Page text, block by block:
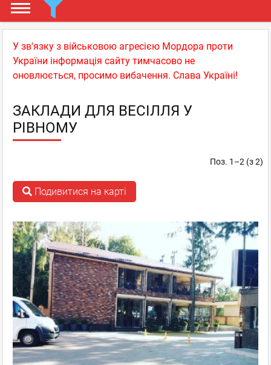
У зв'язку з військовою агресією Мордора проти
України інформація сайту тимчасово не
оновлюється, просимо вибачення. Слава Україні!
ЗАКЛАДИ ДЛЯ ВЕСІЛЛЯ У
РІВНОМУ
Поз. 1–2 (з 2)
Подивитися на карті